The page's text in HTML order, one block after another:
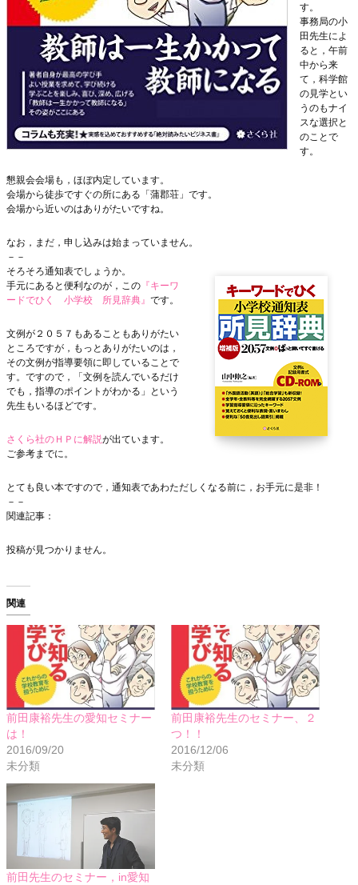
す。
事務局の小
田先生によ
ると，午前
中から来
て，科学館
の見学とい
うのもナイ
スな選択と
のことで
す。
懇親会会場も，ほぼ内定しています。
会場から徒歩ですぐの所にある「 蒲郡荘 」です。
会場から近いのはありがたいですね。
なお，まだ，申し込みは始まっていません。
－－
そろそろ通知表でしょうか。
手元にあると便利なのが，この 『キーワ
ードでひく 小学校 所見辞典』 です。
文例が２０５７もあることもありがたい
ところですが，もっとありがたいのは，
その文例が指導要領に即していることで
す。ですので，「文例を読んでいるだけ
でも，指導のポイントがわかる」という
先生もいるほどです。
さくら社のＨＰに解説が出ています。
ご参考までに。
とても良い本ですので，通知表であわただしくなる前に，お手元に是非！
－－
関連記事：
投稿が見つかりません。
関連
前田康裕先生の愛知セミナー
は！
2016/09/20
未分類
前田康裕先生のセミナー、２
つ！！
2016/12/06
未分類
前田先生のセミナー，in愛知